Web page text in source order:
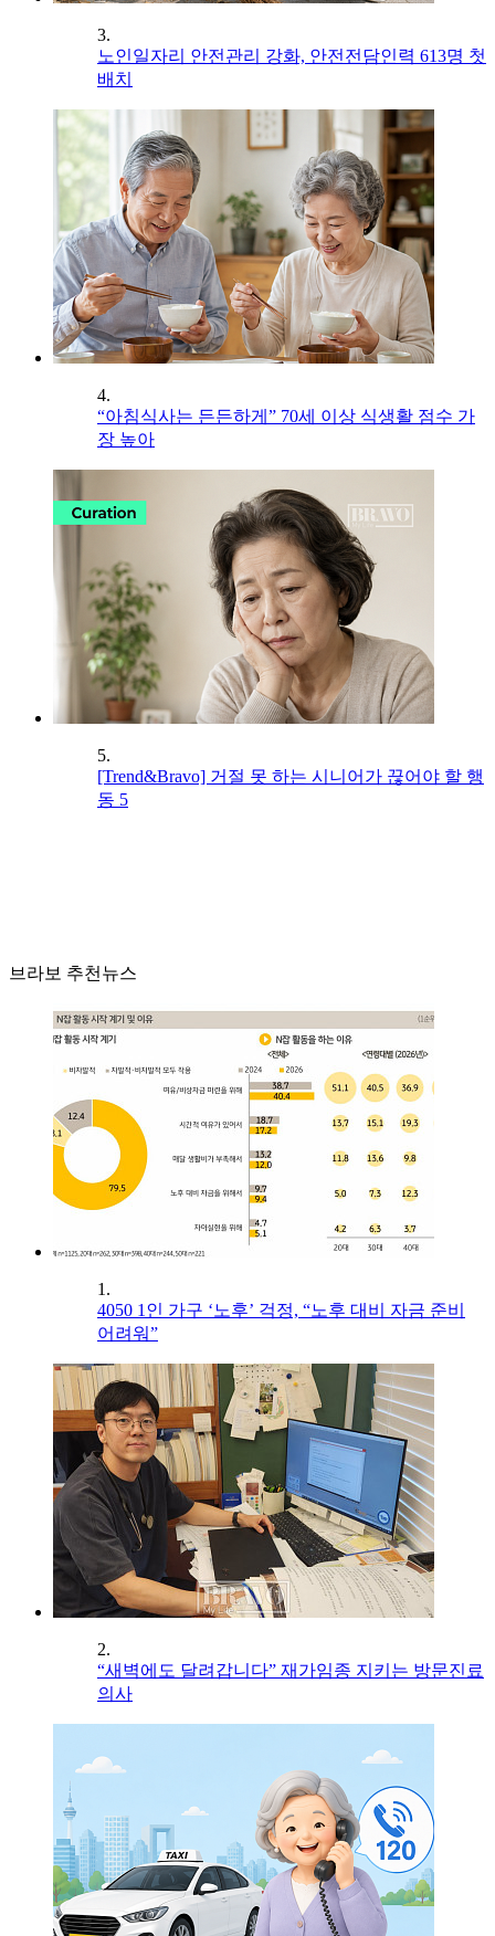
3.
노인일자리 안전관리 강화, 안전전담인력 613명 첫
배치
4.
“아침식사는 든든하게” 70세 이상 식생활 점수 가
장 높아
5.
[Trend&Bravo] 거절 못 하는 시니어가 끊어야 할 행
동 5
브라보 추천뉴스
1.
4050 1인 가구 ‘노후’ 걱정, “노후 대비 자금 준비
어려워”
2.
“새벽에도 달려갑니다” 재가임종 지키는 방문진료
의사